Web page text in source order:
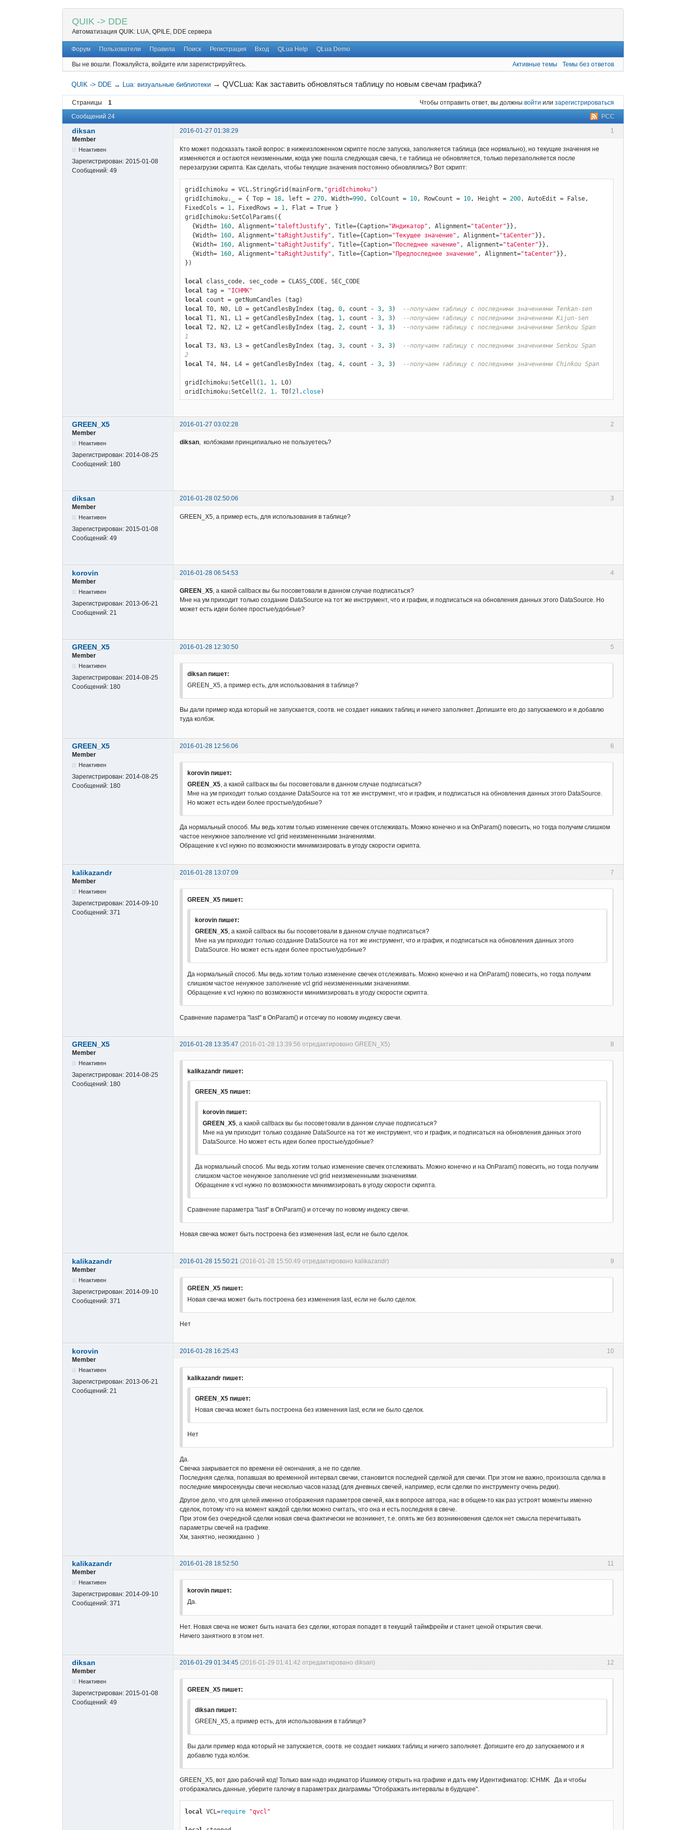
QUIK -> DDE
Автоматизация QUIK: LUA, QPILE, DDE сервера
Форум Пользователи Правила Поиск Регистрация Вход QLua Help QLua Demo
Вы не вошли. Пожалуйста, войдите или зарегистрируйтесь. Активные темы Темы без ответов
QUIK -> DDE → Lua: визуальные библиотеки →QVCLua: Как заставить обновляться таблицу по новым свечам графика?
Страницы 1 Чтобы отправить ответ, вы должны войти или зарегистрироваться
РСС
Сообщений 24
1
diksan
2016-01-27 01:38:29
Member
Неактивен
Зарегистрирован: 2015-01-08
Сообщений: 49
Кто может подсказать такой вопрос: в нижеизложенном скрипте после запуска, заполняется таблица (все нормально), но текущие значения не
изменяются и остаются неизменными, когда уже пошла следующая свеча, т.е таблица не обновляется, только перезаполняется после
перезагрузки скрипта. Как сделать, чтобы текущие значения постоянно обновлялись? Вот скрипт:
gridIchimoku = VCL.StringGrid(mainForm, "gridIchimoku" )
gridIchimoku._ = { Top = 18, left = 270, Width=990, ColCount = 10, RowCount = 10, Height = 200, AutoEdit = False,
FixedCols = 1, FixedRows = 1, Flat = True }
gridIchimoku:SetColParams({
  {Width=
160, Alignment="taleftJustify" , Title={Caption="Индикатор" , Alignment="taCenter" }},
  {Width=
160, Alignment="taRightJustify" , Title={Caption="Текущее значение" , Alignment="taCenter" }},
  {Width=
160, Alignment="taRightJustify" , Title={Caption="Последнее начение" , Alignment="taCenter" }},
  {Width=
160, Alignment="taRightJustify" , Title={Caption="Предпоследнее значение" , Alignment="taCenter" }},
})
local
class_code, sec_code = CLASS_CODE, SEC_CODE
local tag =
"ICHMK"
local
local T0, N0, L0 = getCandlesByIndex (tag, 0, count - 3, 3)
--получаем таблицу с последними значениями Tenkan-sen
local T1, N1, L1 = getCandlesByIndex (tag, 1, count - 3, 3)
--получаем таблицу с последними значениями Kijun-sen
local T2, N2, L2 = getCandlesByIndex (tag, 2, count - 3, 3)
--получаем таблицу с последними значениями Senkou Span
1
local T3, N3, L3 = getCandlesByIndex (tag, 3, count - 3, 3)
--получаем таблицу с последними значениями Senkou Span
2
local T4, N4, L4 = getCandlesByIndex (tag, 4, count - 3, 3) --получаем таблицу с последними значениями Chinkou Span
gridIchimoku:SetCell( 1, 1, L0)
gridIchimoku:SetCell(2, 1, T0[ 2]. close)
gridIchimoku:SetCell(3, 1, T0[1].close)
gridIchimoku:SetCell(1, 2, L1)
gridIchimoku:SetCell(
gridIchimoku:SetCell(
close
gridIchimoku:SetCell(1, 4, L3)
gridIchimoku:SetCell(
gridIchimoku:SetCell( 4, 4, T3[0].close)
2
GREEN_X5
2016-01-27 03:02:28
Member
Неактивен
Зарегистрирован: 2014-08-25
Сообщений: 180
diksan, колбэками принципиально не пользуетесь?
3
diksan
2016-01-28 02:50:06
Member
Неактивен
Зарегистрирован: 2015-01-08
Сообщений: 49
GREEN_X5, а пример есть, для использования в таблице?
4
korovin
2016-01-28 06:54:53
Member
Неактивен
Зарегистрирован: 2013-06-21
Сообщений: 21
GREEN_X5 , а какой callbaск вы бы посоветовали в данном случае подписаться?
Мне на ум приходит только создание DataSource на тот же инструмент, что и график, и подписаться на обновления данных этого DataSource. Но
может есть идеи более простые/удобные?
5
GREEN_X5
2016-01-28 12:30:50
Member
Неактивен
Зарегистрирован: 2014-08-25
Сообщений: 180
diksan пишет:
GREEN_X5, а пример есть, для использования в таблице?
Вы дали пример кода который не запускается, соотв. не создает никаких таблиц и ничего заполняет. Допишите его до запускаемого и я добавлю
туда колбэк.
6
GREEN_X5
2016-01-28 12:56:06
Member
Неактивен
Зарегистрирован: 2014-08-25
Сообщений: 180
korovin пишет:
GREEN_X5, а какой callbaск вы бы посоветовали в данном случае подписаться?
Мне на ум приходит только создание DataSource на тот же инструмент, что и график, и подписаться на обновления данных этого DataSource.
Но может есть идеи более простые/удобные?
Да нормальный способ. Мы ведь хотим только изменение свечек отслеживать. Можно конечно и на OnParam() повесить, но тогда получим слишком
частое ненужное заполнение vcl grid неизмененными значениями.
Обращение к vcl нужно по возможности минимизировать в угоду скорости скрипта.
7
kalikazandr
2016-01-28 13:07:09
Member
Неактивен
Зарегистрирован: 2014-09-10
Сообщений: 371
GREEN_X5 пишет:
korovin пишет:
GREEN_X5, а какой callbaск вы бы посоветовали в данном случае подписаться?
Мне на ум приходит только создание DataSource на тот же инструмент, что и график, и подписаться на обновления данных этого
DataSource. Но может есть идеи более простые/удобные?
Да нормальный способ. Мы ведь хотим только изменение свечек отслеживать. Можно конечно и на OnParam() повесить, но тогда получим
слишком частое ненужное заполнение vcl grid неизмененными значениями.
Обращение к vcl нужно по возможности минимизировать в угоду скорости скрипта.
Сравнение параметра "last" в OnParam() и отсечку по новому индексу свечи.
8
GREEN_X5 2016-01-28 13:35:47 (2016-01-28 13:39:56 отредактировано GREEN_X5)
Member
Неактивен
Зарегистрирован: 2014-08-25
Сообщений: 180
kalikazandr пишет:
GREEN_X5 пишет:
korovin пишет:
GREEN_X5, а какой callbaск вы бы посоветовали в данном случае подписаться?
Мне на ум приходит только создание DataSource на тот же инструмент, что и график, и подписаться на обновления данных этого
DataSource. Но может есть идеи более простые/удобные?
Да нормальный способ. Мы ведь хотим только изменение свечек отслеживать. Можно конечно и на OnParam() повесить, но тогда получим
слишком частое ненужное заполнение vcl grid неизмененными значениями.
Обращение к vcl нужно по возможности минимизировать в угоду скорости скрипта.
Сравнение параметра "last" в OnParam() и отсечку по новому индексу свечи.
Новая свечка может быть построена без изменения last, если не было сделок.
9
kalikazandr 2016-01-28 15:50:21 (2016-01-28 15:50:49 отредактировано kalikazandr)
Member
Неактивен
Зарегистрирован: 2014-09-10
Сообщений: 371
GREEN_X5 пишет:
Новая свечка может быть построена без изменения last, если не было сделок.
Нет
10
korovin
2016-01-28 16:25:43
Member
Неактивен
Зарегистрирован: 2013-06-21
Сообщений: 21
kalikazandr пишет:
GREEN_X5 пишет:
Новая свечка может быть построена без изменения last, если не было сделок.
Нет
Да.
Свечка закрывается по времени её окончания, а не по сделке.
Последняя сделка, попавшая во временной интервал свечки, становится последней сделкой для свечки. При этом не важно, произошла сделка в
последние микросекунды свечи несколько часов назад (для дневных свечей, например, если сделки по инструменту очень редки).
Другое дело, что для целей именно отображения параметров свечей, как в вопросе автора, нас в общем-то как раз устроят моменты именно
сделок, потому что на момент каждой сделки можно считать, что она и есть последняя в свече.
При этом без очередной сделки новая свеча фактически не возникнет, т.е. опять же без возникновения сделок нет смысла перечитывать
параметры свечей на графике.
Хм, занятно, неожиданно )
11
kalikazandr
2016-01-28 18:52:50
Member
Неактивен
Зарегистрирован: 2014-09-10
Сообщений: 371
korovin пишет:
Да.
Нет. Новая свеча не может быть начата без сделки, которая попадет в текущий таймфрейм и станет ценой открытия свечи.
Ничего занятного в этом нет.
12
diksan 2016-01-29 01:34:45 (2016-01-29 01:41:42 отредактировано diksan)
Member
Неактивен
Зарегистрирован: 2015-01-08
Сообщений: 49
GREEN_X5 пишет:
diksan пишет:
GREEN_X5, а пример есть, для использования в таблице?
Вы дали пример кода который не запускается, соотв. не создает никаких таблиц и ничего заполняет. Допишите его до запускаемого и я
добавлю туда колбэк.
GREEN_X5, вот даю рабочий код! Только вам надо индикатор Ишимоку открыть на графике и дать ему Идентификатор: ICHMK Да и чтобы
отображались данные, уберите галочку в параметрах диаграммы "Отображать интервалы в будущее".
local VCL=require "qvcl"